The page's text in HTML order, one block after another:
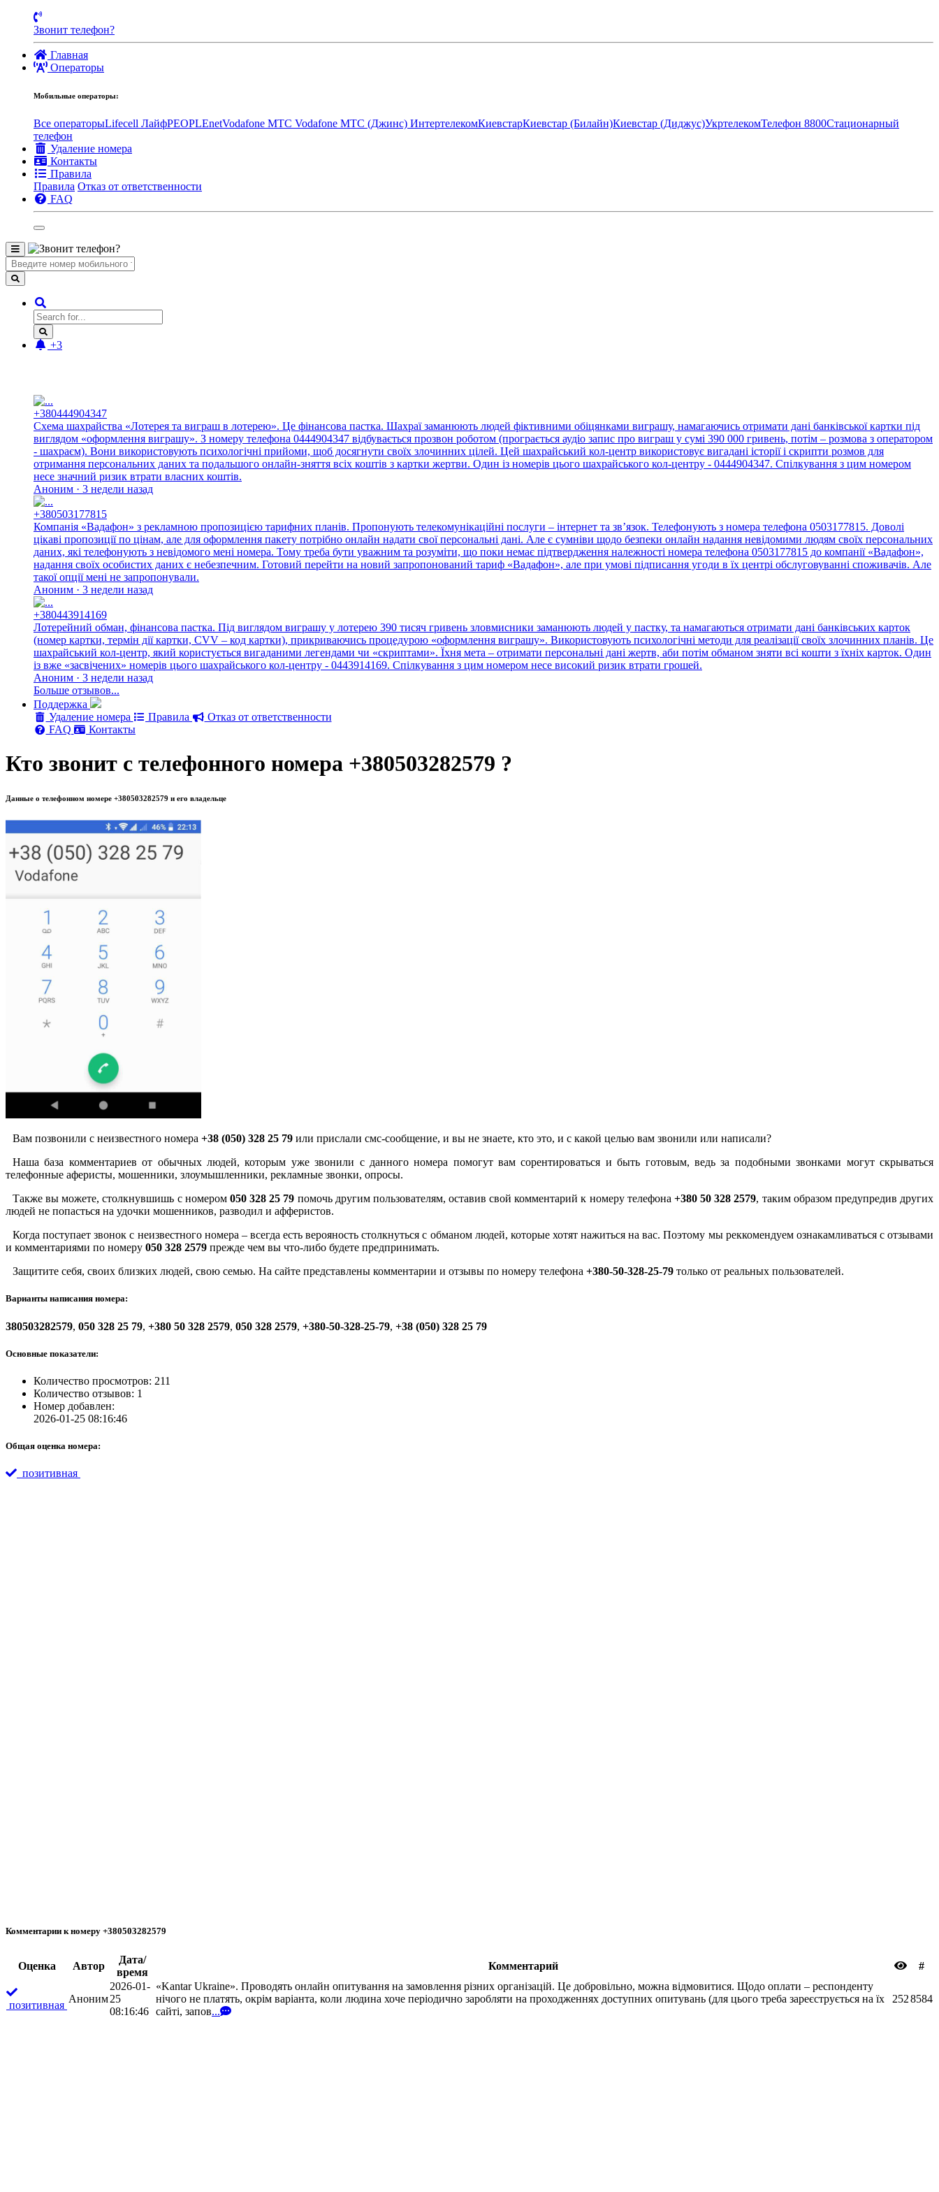
Звонит телефон?
Главная
Операторы
Мобильные операторы:
Все операторыLifecell ЛайфPEOPLEnetVodafone MTC Vodafone МТС (Джинс) ИнтертелекомКиевстарКиевстар (Билайн)Киевстар (Диджус)УкртелекомТелефон 8800Стационарный
телефон
Удаление номера
Контакты
Правила
Правила Отказ от ответственности
FAQ
+3
+380444904347
Схема шахрайства «Лотерея та виграш в лотерею». Це фінансова пастка. Шахраї заманюють людей фіктивними обіцянками виграшу, намагаючись отримати дані банківської картки під
виглядом «оформлення виграшу». З номеру телефона 0444904347 відбувається прозвон роботом (програється аудіо запис про виграш у сумі 390 000 гривень, потім – розмова з оператором
- шахраєм). Вони використовують психологічні прийоми, щоб досягнути своїх злочинних цілей. Цей шахрайський кол-центр використовує вигадані історії і скрипти розмов для
отримання персональних даних та подальшого онлайн-зняття всіх коштів з картки жертви. Один із номерів цього шахрайського кол-центру - 0444904347. Спілкування з цим номером
несе значний ризик втрати власних коштів.
Аноним · 3 недели назад
+380503177815
Компанія «Вадафон» з рекламною пропозицією тарифних планів. Пропонують телекомунікаційні послуги – інтернет та зв’язок. Телефонують з номера телефона 0503177815. Доволі
цікаві пропозиції по цінам, але для оформлення пакету потрібно онлайн надати свої персональні дані. Але є сумніви щодо безпеки онлайн надання невідомими людям своїх персональних
даних, які телефонують з невідомого мені номера. Тому треба бути уважним та розуміти, що поки немає підтвердження належності номера телефона 0503177815 до компанії «Вадафон»,
надання своїх особистих даних є небезпечним. Готовий перейти на новий запропонований тариф «Вадафон», але при умові підписання угоди в їх центрі обслуговуванні споживачів. Але
такої опції мені не запропонували.
Аноним · 3 недели назад
+380443914169
Лотерейний обман, фінансова пастка. Під виглядом виграшу у лотерею 390 тисяч гривень зловмисники заманюють людей у пастку, та намагаються отримати дані банківських карток
(номер картки, термін дії картки, CVV – код картки), прикриваючись процедурою «оформлення виграшу». Використовують психологічні методи для реалізації своїх злочинних планів. Це
шахрайський кол-центр, який користується вигаданими легендами чи «скриптами». Їхня мета – отримати персональні дані жертв, аби потім обманом зняти всі кошти з їхніх карток. Один
із вже «засвічених» номерів цього шахрайського кол-центру - 0443914169. Спілкування з цим номером несе високий ризик втрати грошей.
Аноним · 3 недели назад
Больше отзывов...
Поддержка
Удаление номера
Правила
Отказ от ответственности
FAQ
Контакты
Кто звонит с телефонного номера +380503282579 ?
Данные о телефонном номере +380503282579 и его владельце
Вам позвонили с неизвестного номера +38 (050) 328 25 79 или прислали смс-сообщение, и вы не знаете, кто это, и с какой целью вам звонили или написали?
Наша база комментариев от обычных людей, которым уже звонили с данного номера помогут вам сорентироваться и быть готовым, ведь за подобными звонками могут скрываться
телефонные аферисты, мошенники, злоумышленники, рекламные звонки, опросы.
Также вы можете, столкнувшишь с номером 050 328 25 79 помочь другим пользователям, оставив свой комментарий к номеру телефона +380 50 328 2579, таким образом предупредив других
людей не попасться на удочки мошенников, разводил и афферистов.
Когда поступает звонок с неизвестного номера – всегда есть верояность столкнуться с обманом людей, которые хотят нажиться на вас. Поэтому мы реккомендуем ознакамливаться с отзывами
и комментариями по номеру 050 328 2579 прежде чем вы что-либо будете предпринимать.
Защитите себя, своих близких людей, свою семью. На сайте представлены комментарии и отзывы по номеру телефона +380-50-328-25-79 только от реальных пользователей.
Варианты написания номера:
380503282579, 050 328 25 79, +380 50 328 2579, 050 328 2579, +380-50-328-25-79, +38 (050) 328 25 79
Основные показатели:
Количество просмотров: 211
Количество отзывов: 1
Номер добавлен:
2026-01-25 08:16:46
Общая оценка номера:
позитивная
Комментарии к номеру +380503282579
Oценка Автор
Дата/
время
Комментарий #
позитивная
Аноним
2026-01-
25
08:16:46
«Kantar Ukraine». Проводять онлайн опитування на замовлення різних організацій. Це добровільно, можна відмовитися. Щодо оплати – респонденту
нічого не платять, окрім варіанта, коли людина хоче періодично заробляти на проходженнях доступних опитувань (для цього треба зареєструється на їх
сайті, запов...
2528584